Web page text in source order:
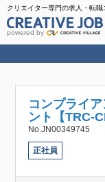
クリエイター専門の求人・転職
powered by
コンプライ
ント【TRC-
No.JN00349745
正社員